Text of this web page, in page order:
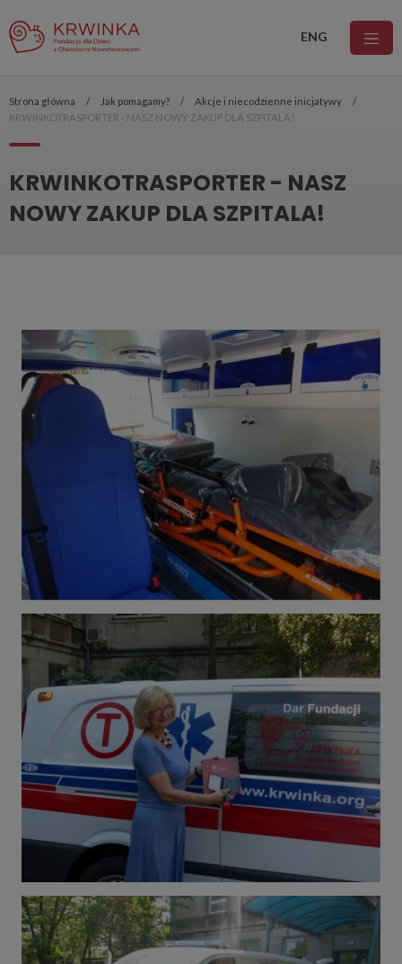
ENG
Strona główna Jak pomagamy?
Akcje i niecodzienne inicjatywy
KRWINKOTRASPORTER - NASZ NOWY ZAKUP DLA SZPITALA!
KRWINKOTRASPORTER - NASZ
NOWY ZAKUP DLA SZPITALA!